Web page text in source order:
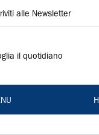
alle Newsletter
il quotidiano